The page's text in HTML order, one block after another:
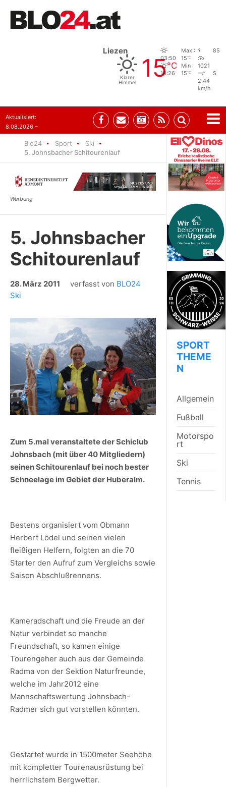
Liezen
Klarer
Himmel
15°C
03:50
18:26
Max :
15°C
Min :
15°C
85
1021
S
2.44
km/h
Aktualisiert:
8.08.2026 –
Blo24 Sport
Ski
5. Johnsbacher Schitourenlauf
5. Johnsbacher
Schitourenlauf
28. März 2011 verfasst von BLO24
Ski
Zum 5.mal veranstaltete der Schiclub
Johnsbach (mit über 40 Mitgliedern)
seinen Schitourenlauf bei noch bester
Schneelage im Gebiet der Huberalm.
Bestens organisiert vom Obmann
Herbert Lödel und seinen vielen
fleißigen Helfern, folgten an die 70
Starter den Aufruf zum Vergleichs sowie
Saison Abschlußrennens.
Kameradschaft und die Freude an der
Natur verbindet so manche
Freundschaft, so kamen einige
Tourengeher auch aus der Gemeinde
Radma von der Sektion Naturfreunde,
welche im Jahr2012 eine
Mannschaftswertung Johnsbach-
Radmer sich gut vorstellen könnten.
Gestartet wurde in 1500meter Seehöhe
mit kompletter Tourenausrüstung bei
herrlichstem Bergwetter.
SPORT
THEME
N
Allgemein
Fußball
Motorspo
rt
Ski
Tennis